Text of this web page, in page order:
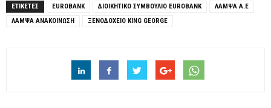
ΕΤΙΚΕΤΕΣ EUROBANK ΔΙΟΙΚΗΤΙΚΌ ΣΥΜΒΟΎΛΙΟ EUROBANK
ΛΑΜΨΑ Α.Ε
ΛΆΜΨΑ ΑΝΑΚΟΊΝΩΣΗ
ΞΕΝΟΔΟΧΕΊΟ KING GEORGE